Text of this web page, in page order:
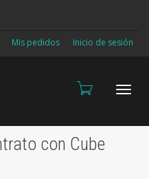
Mis pedidos Inicio de sesión
con Cube